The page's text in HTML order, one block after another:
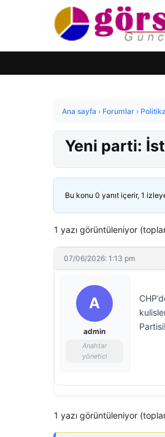
Ana sayfa › Forumlar › Politika
Yeni parti:
Bu konu 0 yanıt içerir, 1
1 yazı görüntüleniyor
07/06/2026: 1:13 pm
A
admin
Anahtar
yönetici
Partisi!
1 yazı görüntüleniyor